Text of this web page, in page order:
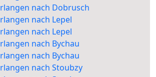
nach Dobrusch
nach Lepel
nach Lepel
nach Bychau
nach Bychau
nach Stoubzy